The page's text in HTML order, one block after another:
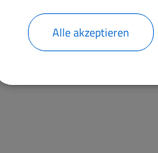
Alle akzeptieren